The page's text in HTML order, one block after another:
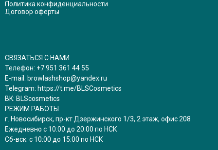
Политика конфиденциальности
Договор оферты
СВЯЗАТЬСЯ С НАМИ
Телефон: +7 951 361 44 55
E-mail: browlashshop@yandex.ru
Telegram: https://t.me/BLSCosmetics
BK: BLScosmetics
РЕЖИМ РАБОТЫ
г. Новосибирск, пр-кт Дзержинского 1/3, 2 этаж, офис 208
Ежедневно с 10:00 до 20:00 по НСК
Сб-вск: с 10:00 до 15:00 по НСК